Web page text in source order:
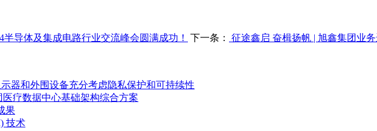
导体及集成电路行业交流峰会圆满成功！ 下一条： 征途鑫启 奋楫扬帆 | 旭鑫集团业
器和外围设备充分考虑隐私保护和可持续性
疗数据中心基础架构综合方案
果
技术